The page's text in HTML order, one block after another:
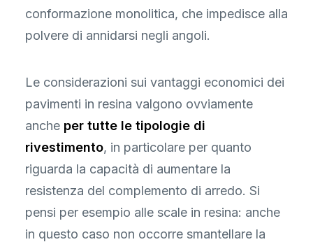
conformazione monolitica, che impedisce alla
polvere di annidarsi negli angoli.
Le considerazioni sui vantaggi economici dei
pavimenti in resina valgono ovviamente
anche per tutte le tipologie di
rivestimento, in particolare per quanto
riguarda la capacità di aumentare la
resistenza del complemento di arredo. Si
pensi per esempio alle scale in resina: anche
in questo caso non occorre smantellare la